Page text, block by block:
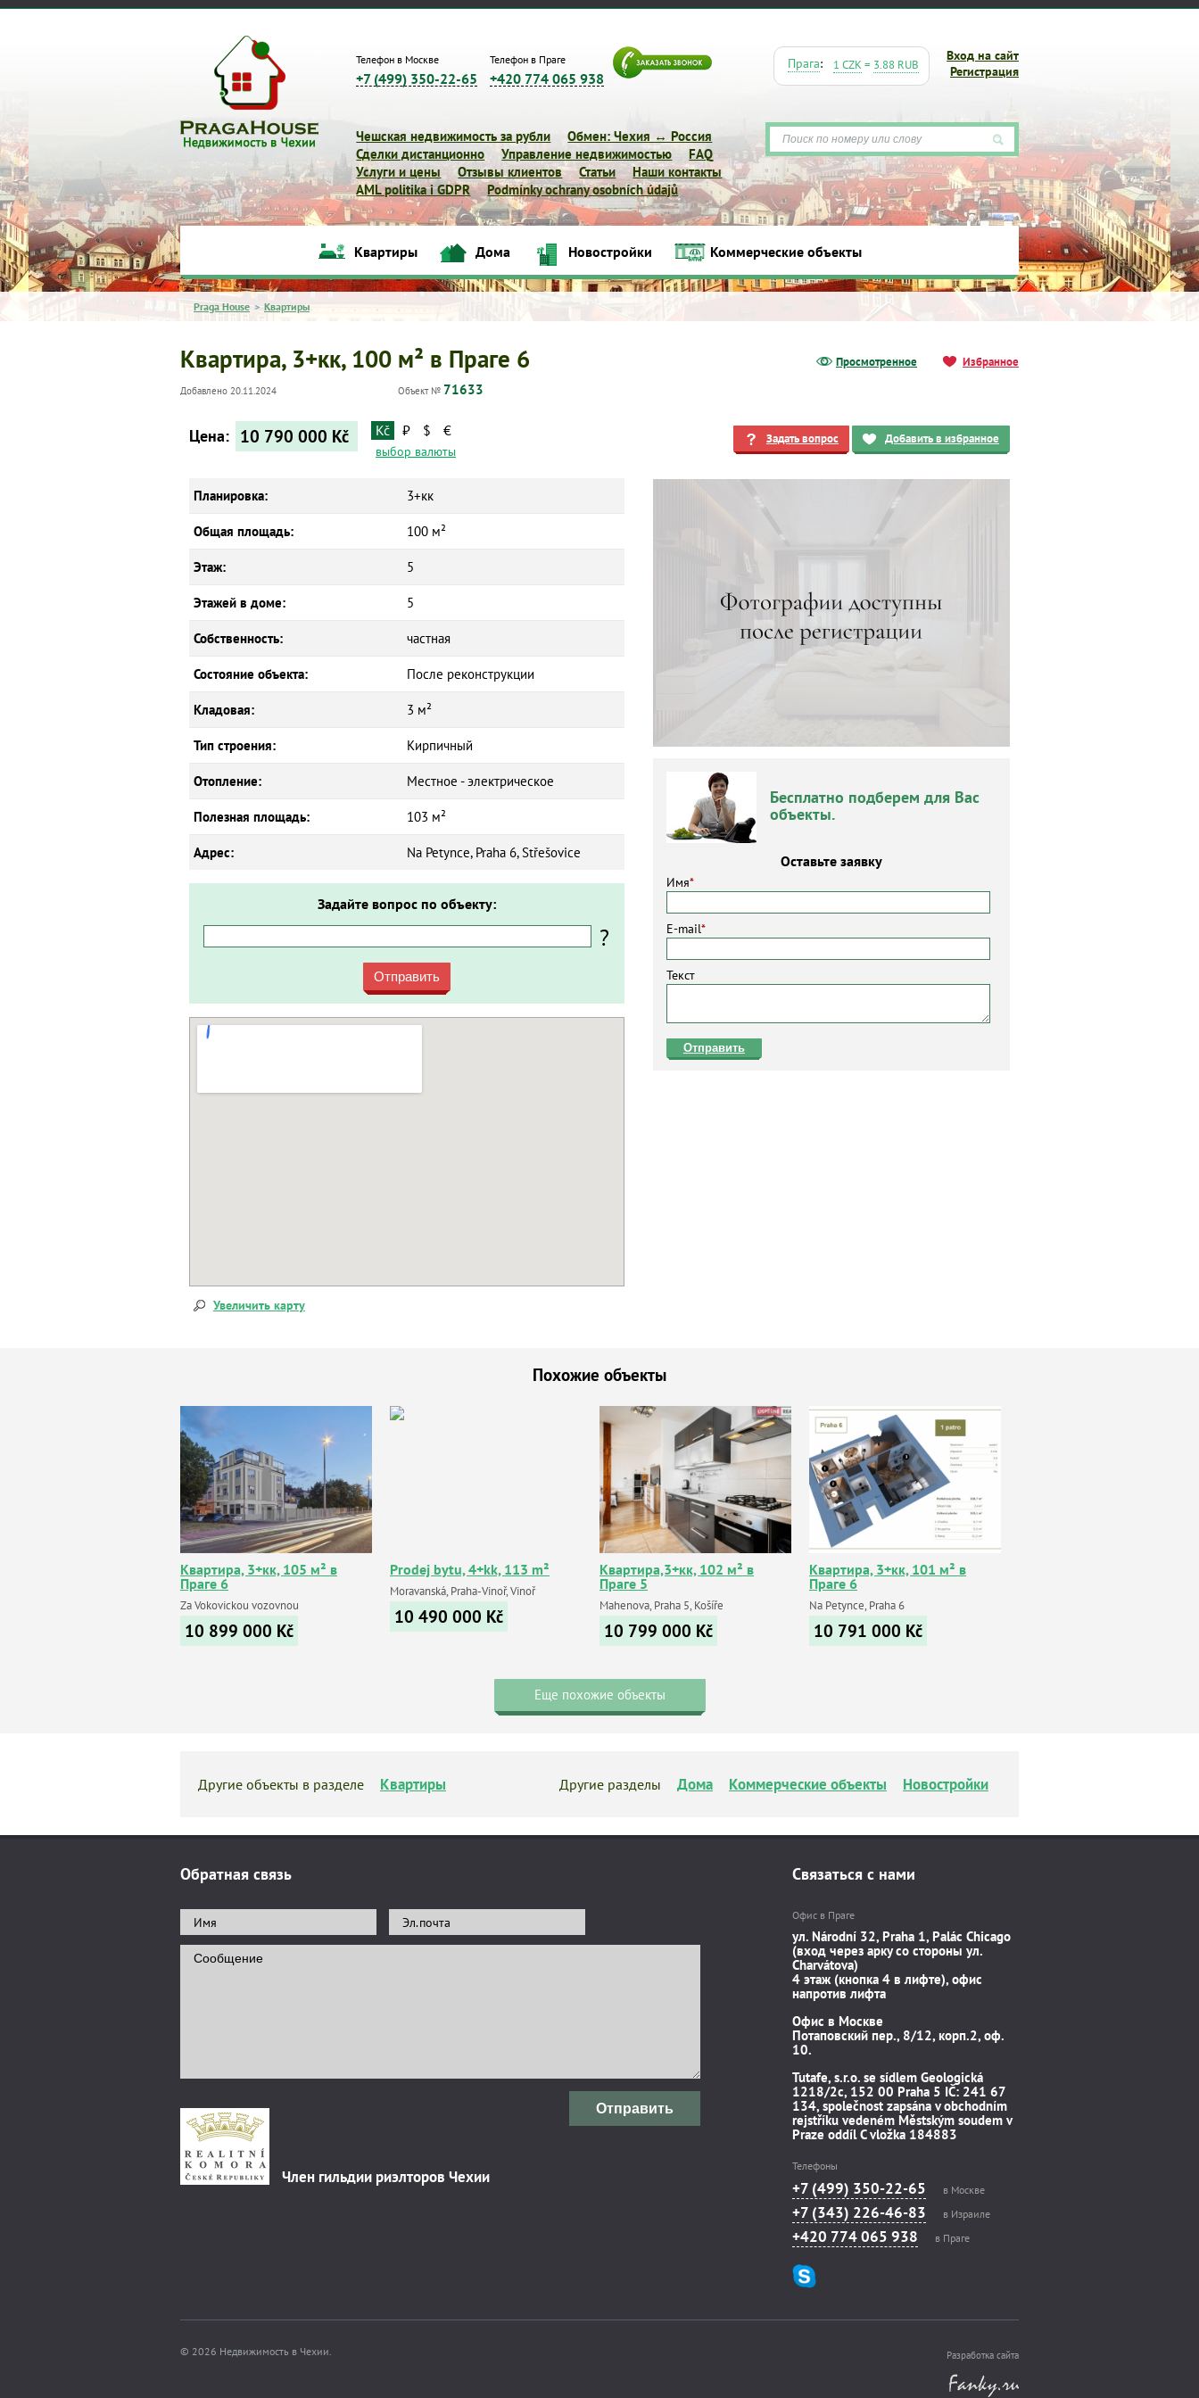
Телефон в Москве
+7 (499) 350-22-65
Телефон в Праге
+420 774 065 938
Вход на сайт
Регистрация
Прага: 1 CZK= 3.88 RUB
Чешская недвижимость за рубли
Обмен: Чехия ↔ Россия
Сделки дистанционно
Управление недвижимостью
FAQ
Услуги и цены
Отзывы клиентов Статьи
Наши контакты
AML politika i GDPR
Podmínky ochrany osobních údajů
Квартиры Дома Новостройки Коммерческие объекты
Квартиры Дома Новостройки Коммерческие объекты
Praga House > Квартиры
Просмотренное Избранное
Квартира, 3+кк, 100 м² в Праге 6
Добавлено 20.11.2024 Объект № 71633
Задать вопрос Добавить в избранное
Бесплатно подберем для Вас
объекты.
Оставьте заявку
Имя*
E-mail*
Текст
Отправить
Цена: 10 790 000 Kč Kč ₽ $ €
выбор валюты
Планировка: 3+кк
Общая площадь: 100 м²
Этаж: 5
Этажей в доме: 5
Собственность: частная
Состояние объекта: После реконструкции
Кладовая: 3 м²
Тип строения: Кирпичный
Отопление: Местное - электрическое
Полезная площадь: 103 м²
Адрес: Na Petynce, Praha 6, Střešovice
Задайте вопрос по объекту:
?
Отправить
Увеличить карту
Похожие объекты
Квартира, 3+кк, 105 м² в
Праге 6
Za Vokovickou vozovnou
10 899 000 Kč
Prodej bytu, 4+kk, 113 m²
Moravanská, Praha-Vinoř, Vinoř
10 490 000 Kč
Квартира,3+кк, 102 м² в
Праге 5
Mahenova, Praha 5, Košíře
10 799 000 Kč
Квартира, 3+кк, 101 м² в
Праге 6
Na Petynce, Praha 6
10 791 000 Kč
Еще похожие объекты
Другие объекты в разделе Квартиры Другие разделы Дома Коммерческие объекты Новостройки
Обратная связь
Отправить
Член гильдии риэлторов Чехии
Связаться с нами
Офис в Праге
ул. Národní 32, Praha 1, Palác Chicago
(вход через арку со стороны ул.
Charvátova)
4 этаж (кнопка 4 в лифте), офис
напротив лифта
Офис в Москве
Потаповский пер., 8/12, корп.2, оф.
10.
Tutafe, s.r.o. se sídlem Geologická
1218/2c, 152 00 Praha 5 IČ: 241 67
134, společnost zapsána v obchodním
rejstříku vedeném Městským soudem v
Praze oddíl C vložka 184883
Телефоны
+7 (499) 350-22-65 в Москве
+7 (343) 226-46-83 в Израиле
+420 774 065 938 в Праге
© 2026 Недвижимость в Чехии. Разработка сайта